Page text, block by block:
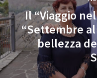
Il “Viaggio
“Settembre
bellezza